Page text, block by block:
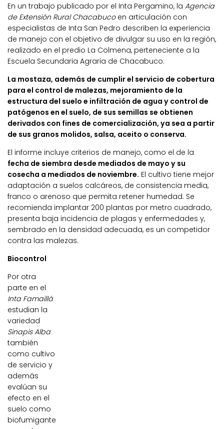
En un trabajo publicado por el Inta Pergamino, la Agencia
de Extensión Rural Chacabucoen articulación con
especialistas de Inta San Pedro describen la experiencia
de manejo con el objetivo de divulgar su uso en la región,
realizado en el predio La Colmena, perteneciente a la
Escuela Secundaria Agraria de Chacabuco.
La mostaza, además de cumplir el servicio de cobertura
para el control de malezas, mejoramiento de la
estructura del suelo e infiltración de agua y control de
patógenos en el suelo, de sus semillas se obtienen
derivados con fines de comercialización, ya sea a partir
de sus granos molidos, salsa, aceito o conserva.
El informe incluye criterios de manejo, como el de la
fecha de siembra desde mediados de mayo y su
cosecha a mediados de noviembre. El cultivo tiene mejor
adaptación a suelos calcáreos, de consistencia media,
franco o arenoso que permita retener humedad. Se
recomienda implantar 200 plantas por metro cuadrado,
presenta baja incidencia de plagas y enfermedades y,
sembrado en la densidad adecuada, es un competidor
contra las malezas.
Biocontrol
Por otra
parte en el
Inta Famaillá
estudian la
variedad
Sinapis Alba
también
como cultivo
de servicio y
además
evalúan su
efecto en el
suelo como
biofumigante